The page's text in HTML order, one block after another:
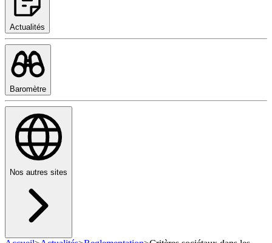
Actualités
Baromètre
Nos autres sites